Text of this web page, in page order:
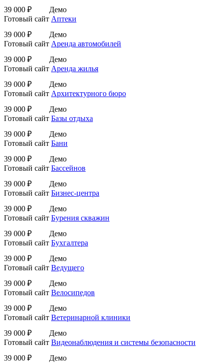
39 000 ₽
Демо
Готовый сайт Аптеки
39 000 ₽
Демо
Готовый сайт Аренда автомобилей
39 000 ₽
Демо
Готовый сайт Аренда жилья
39 000 ₽
Демо
Готовый сайт Архитектурного бюро
39 000 ₽
Демо
Готовый сайт Базы отдыха
39 000 ₽
Демо
Готовый сайт Бани
39 000 ₽
Демо
Готовый сайт Бассейнов
39 000 ₽
Демо
Готовый сайт Бизнес-центра
39 000 ₽
Демо
Готовый сайт Бурения скважин
39 000 ₽
Демо
Готовый сайт Бухгалтера
39 000 ₽
Демо
Готовый сайт Ведущего
39 000 ₽
Демо
Готовый сайт Велосипедов
39 000 ₽
Демо
Готовый сайт Ветеринарной клиники
39 000 ₽
Демо
Готовый сайт Видеонаблюдения и системы безопасности
39 000 ₽
Демо